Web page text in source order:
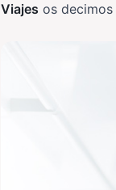
Viajes os decimos